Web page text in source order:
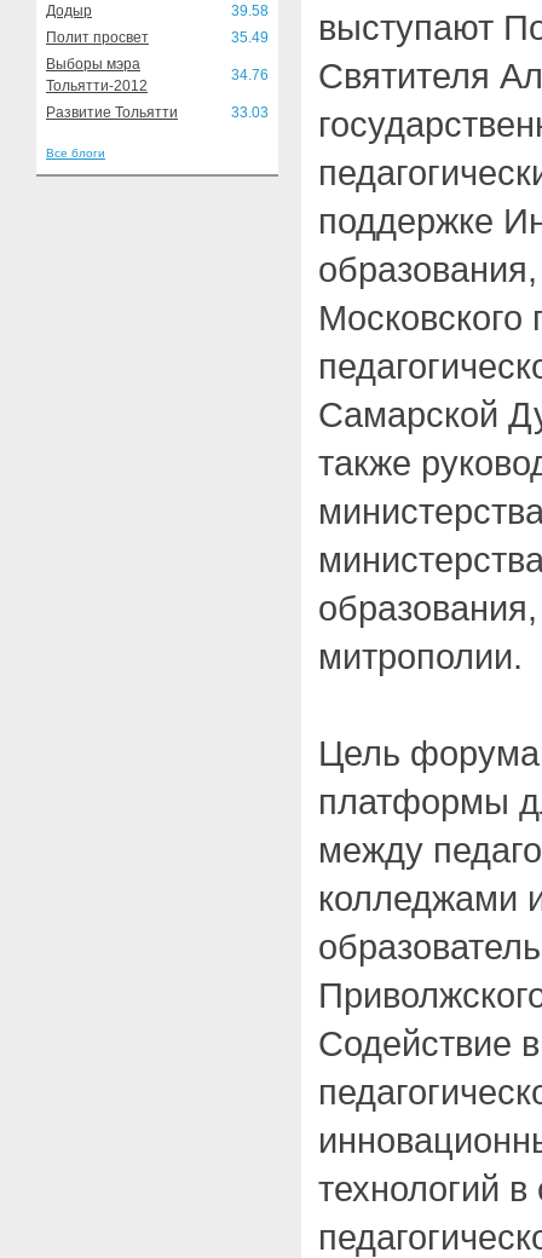
Додыр
39.58
Полит просвет
35.49
Выборы мэра
Тольятти-2012
34.76
Развитие Тольятти 33.03
Все блоги
выступают
Святителя
поддержке
Московского
Самарской
также
митрополии.
Цель
платформы
между
колледжами
Содействие
технологий в